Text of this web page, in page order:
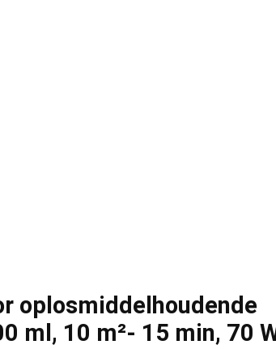
oplosmiddelhoudende
ml, 10 m²- 15 min, 70